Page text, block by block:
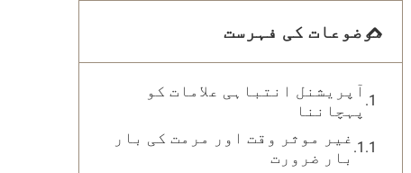
موضوعات کی فہرست
آپریشنل انتباہی علامات کو
پہچاننا
غیر موثر وقت اور مرمت کی بار
بار ضرورت